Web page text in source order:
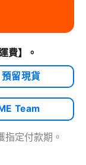
費】 。
留現貨
Team
指定付款期。